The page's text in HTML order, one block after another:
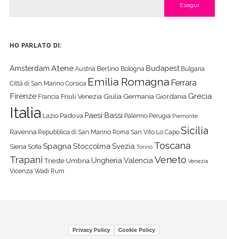
HO PARLATO DI:
Amsterdam Atene Austria Berlino Bologna Budapest Bulgaria
Città di San Marino Corsica Emilia Romagna Ferrara
Firenze Francia Friuli Venezia Giulia Germania Giordania Grecia
Italia Lazio Padova Paesi Bassi Palermo Perugia Piemonte
Ravenna Repubblica di San Marino Roma San Vito Lo Capo Sicilia
Siena Sofia Spagna Stoccolma Svezia Torino Toscana
Trapani Trieste Umbria Ungheria Valencia Veneto Venezia
Vicenza Wadi Rum
Privacy Policy Cookie Policy